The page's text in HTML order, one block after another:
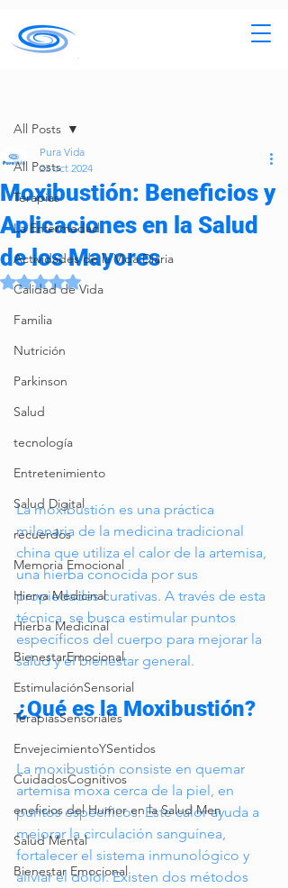
All Posts
Terapias
La Enfermedad
Actividades de la Vida Diaria
Calidad de Vida
Familia
Nutrición
Parkinson
Salud
tecnología
Entretenimiento
Salud Digital
recuerdos
Memoria Emocional
Hierva Medicinal
Hierba Medicinal
BienestarEmocional
EstimulaciónSensorial
TerapiasSensoriales
EnvejecimientoYSentidos
CuidadosCognitivos
eneficios del Humor en la Salud Men
Salud Mental
Bienestar Emocional
All Posts
Moxibustión: Beneficios y
Aplicaciones en la Salud
de los Mayores
Pura Vida
23 oct 2024
Obtuvo NaN de 5 estrellas.
La moxibustión es una práctica
milenaria de la medicina tradicional
china que utiliza el calor de la artemisa,
una hierba conocida por sus
propiedades curativas. A través de esta
técnica, se busca estimular puntos
específicos del cuerpo para mejorar la
salud y el bienestar general.
¿Qué es la Moxibustión?
La moxibustión consiste en quemar
artemisa moxa cerca de la piel, en
puntos específicos. Este calor ayuda a
mejorar la circulación sanguínea,
fortalecer el sistema inmunológico y
aliviar el dolor. Existen dos métodos